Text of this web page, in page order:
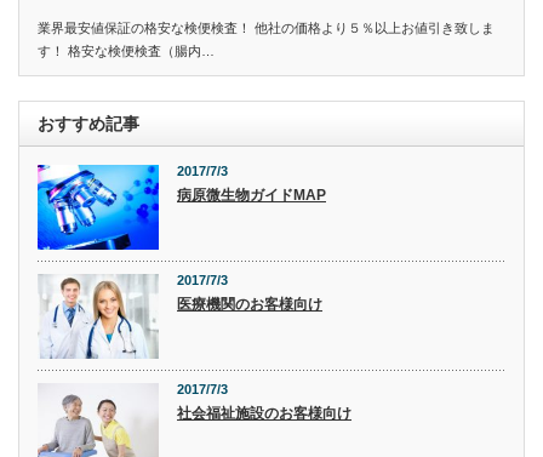
業界最安値保証の格安な検便検査！ 他社の価格より５％以上お値引き致しま
す！ 格安な検便検査（腸内…
おすすめ記事
2017/7/3
病原微生物ガイドMAP
2017/7/3
医療機関のお客様向け
2017/7/3
社会福祉施設のお客様向け